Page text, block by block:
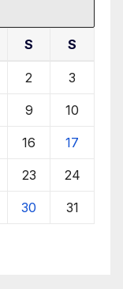
S S
2 3
9 10
16 17
23 24
30 31